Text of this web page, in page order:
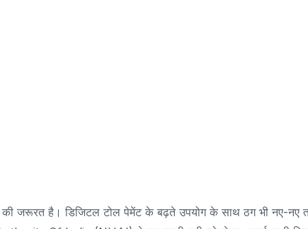
जरूरत है। डिजिटल टोल पेमेंट के बढ़ते उपयोग के साथ ठग भी नए-नए